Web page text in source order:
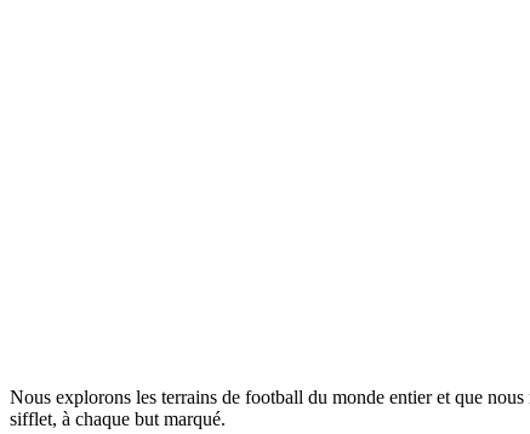
Nous explorons les terrains de football du monde entier et que
sifflet, à chaque but marqué.